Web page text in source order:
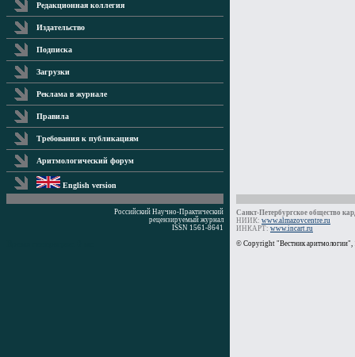
Редакционная коллегия
Издательство
Подписка
Загрузки
Реклама в журнале
Правила
Требования к публикациям
Аритмологический форум
English version
Российский Научно-Практический
рецензируемый журнал
ISSN 1561-8641
Санкт-Петербургское общество
НИИК: www.almazovcentre.ru
ИНКАРТ: www.incart.ru
© Copyright "Вестник аритмологии",